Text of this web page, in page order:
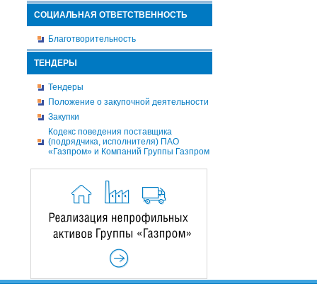
СОЦИАЛЬНАЯ ОТВЕТСТВЕННОСТЬ
Благотворительность
ТЕНДЕРЫ
Тендеры
Положение о закупочной деятельности
Закупки
Кодекс поведения поставщика
(подрядчика, исполнителя) ПАО
«Газпром» и Компаний Группы Газпром